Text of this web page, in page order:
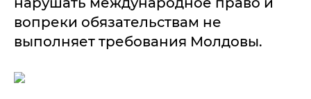
вопреки обязательствам не
выполняет требования Молдовы.